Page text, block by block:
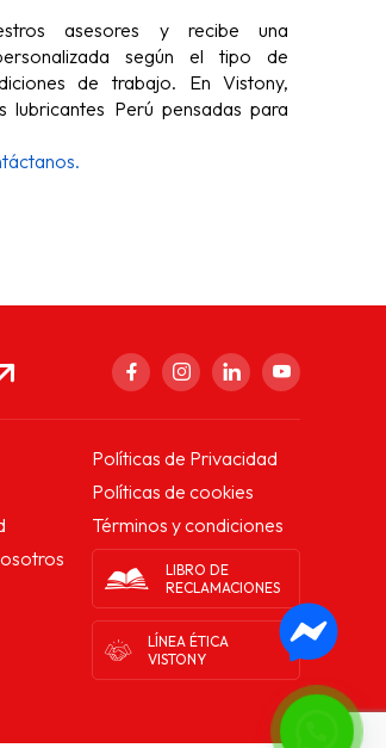
asesores y recibe una
según el tipo de
de trabajo. En Vistony,
lubricantes Perú pensadas para
Políticas de Privacidad
Políticas de cookies
Términos y condiciones
LIBRO DE
RECLAMACIONES
LÍNEA ÉTICA
VISTONY